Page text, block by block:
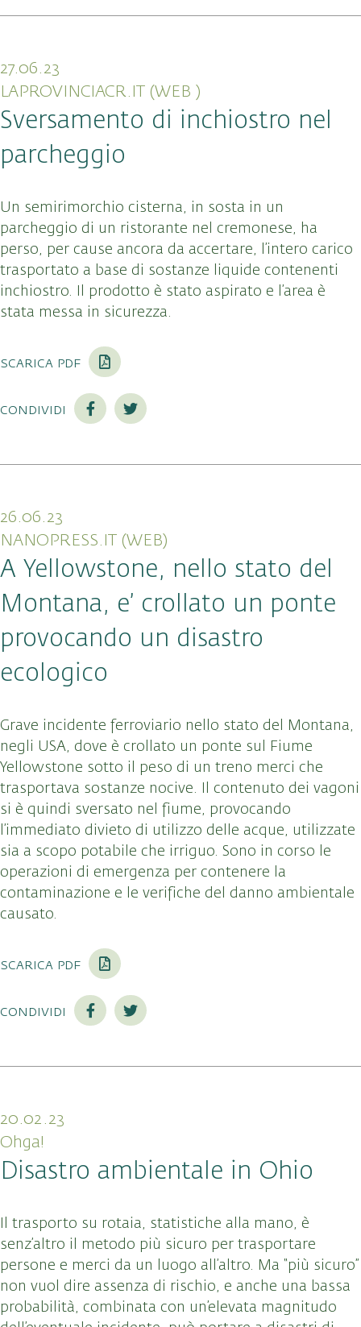
27.06.23
LAPROVINCIACR.IT (WEB )
Sversamento di inchiostro nel
parcheggio
Un semirimorchio cisterna, in sosta in un
parcheggio di un ristorante nel cremonese, ha
perso, per cause ancora da accertare, l’intero carico
trasportato a base di sostanze liquide contenenti
inchiostro. Il prodotto è stato aspirato e l’area è
stata messa in sicurezza.
scarica pdf
condividi
26.06.23
NANOPRESS.IT (WEB)
A Yellowstone, nello stato del
Montana, e’ crollato un ponte
provocando un disastro
ecologico
Grave incidente ferroviario nello stato del Montana,
negli USA, dove è crollato un ponte sul Fiume
Yellowstone sotto il peso di un treno merci che
trasportava sostanze nocive. Il contenuto dei vagoni
si è quindi sversato nel fiume, provocando
l’immediato divieto di utilizzo delle acque, utilizzate
sia a scopo potabile che irriguo. Sono in corso le
operazioni di emergenza per contenere la
contaminazione e le verifiche del danno ambientale
causato.
scarica pdf
condividi
20.02.23
Ohga!
Disastro ambientale in Ohio
Il trasporto su rotaia, statistiche alla mano, è
senz’altro il metodo più sicuro per trasportare
persone e merci da un luogo all’altro. Ma “più sicuro”
non vuol dire assenza di rischio, e anche una bassa
probabilità, combinata con un’elevata magnitudo